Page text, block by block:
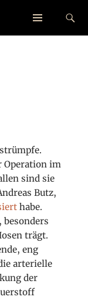
Operation im
sind sie
Butz,
habe.
trägt.
eng
arterielle
der